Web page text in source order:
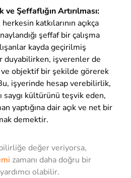
Şeffaflığın Artırılması:
katkılarının açıkça
şeffaf bir çalışma
kayda geçirilmiş
duyabilirken, işverenler de
ve objektif bir şekilde görerek
işyerinde hesap verebilirlik,
saygı kültürünü teşvik eden,
yaptığına dair açık ve net bir
demektir.
değer veriyorsa,
zamanı daha doğru bir
olabilir.